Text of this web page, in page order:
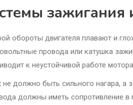
зажигания
обороты двигателя плавают и
провода или катушка
к неустойчивой работе
должно быть сильного нагара,
должны иметь сопротивление